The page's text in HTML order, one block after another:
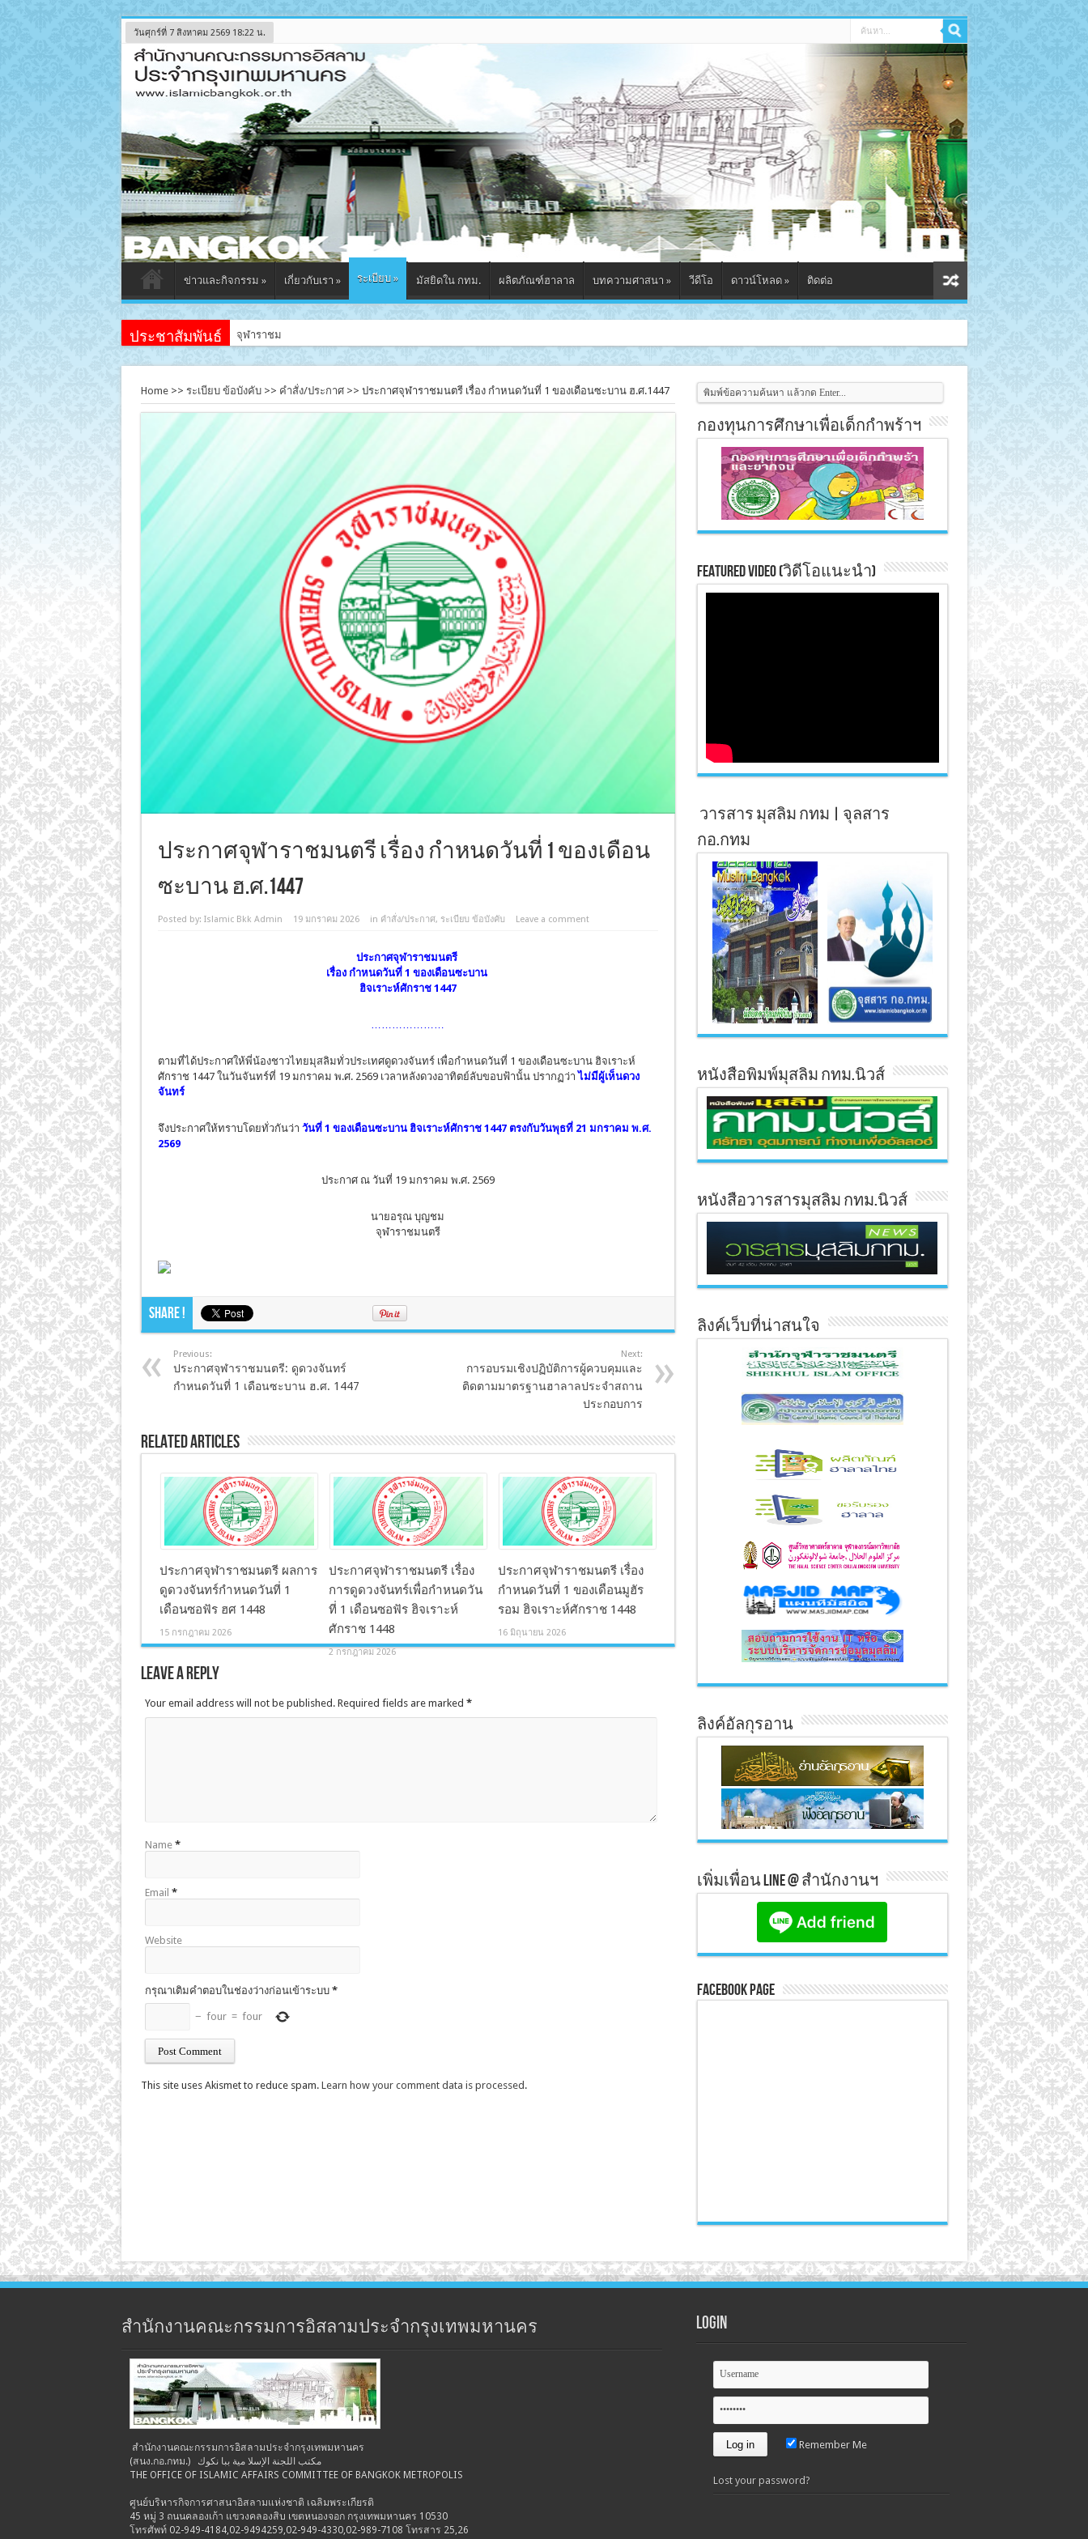
วันศุกร์ที่ 7 สิงหาคม 2569 18:22 น.
ข่าวและกิจกรรม » เกี่ยวกับเรา » ระเบียบ » มัสยิดใน กทม. ผลิตภัณฑ์ฮาลาล บทความศาสนา » วีดีโอ ดาวน์โหลด » ติดต่อ
ประชาสัมพันธ์ จุฬาราชมนตรีเป็นประธานเปิดมัสยิดกุฎีช่อฟ้า จังห
Home>> ระเบียบ ข้อบังคับ>> คำสั่ง/ประกาศ>> ประกาศจุฬาราชมนตรี เรื่อง กำหนดวันที่ 1 ของเดือนซะบาน ฮ.ศ.1447
ประกาศจุฬาราชมนตรี เรื่อง กำหนดวันที่ 1 ของเดือน
ซะบาน ฮ.ศ.1447
Posted by: Islamic Bkk Admin 19 มกราคม 2026 in คำสั่ง/ประกาศ, ระเบียบ ข้อบังคับ Leave a comment
ประกาศจุฬาราชมนตรี
เรื่อง กำหนดวันที่ 1 ของเดือนซะบาน
ฮิจเราะห์ศักราช 1447
ตามที่ได้ประกาศให้พี่น้องชาวไทยมุสลิมทั่วประเทศดูดวงจันทร์ เพื่อกำหนดวันที่ 1 ของเดือนซะบาน ฮิจเราะห์
ศักราช 1447 ในวันจันทร์ที่ 19 มกราคม พ.ศ. 2569 เวลาหลังดวงอาทิตย์ลับขอบฟ้านั้น ปรากฏว่าไม่มีผู้เห็นดวง
จันทร์
จึงประกาศให้ทราบโดยทั่วกันว่า วันที่ 1 ของเดือนซะบาน ฮิจเราะห์ศักราช 1447 ตรงกับวันพุธที่ 21 มกราคม พ.ศ.
2569
ประกาศ ณ วันที่ 19 มกราคม พ.ศ. 2569
นายอรุณ บุญชม
จุฬาราชมนตรี
Share !
Previous:
ประกาศจุฬาราชมนตรี: ดูดวงจันทร์
กำหนดวันที่ 1 เดือนซะบาน ฮ.ศ. 1447
Next:
การอบรมเชิงปฏิบัติการผู้ควบคุมและ
ติดตามมาตรฐานฮาลาลประจำสถาน
ประกอบการ
Related Articles
ประกาศจุฬาราชมนตรี ผลการ
ดูดวงจันทร์กำหนดวันที่ 1
เดือนซอฟัร ฮศ 1448
15 กรกฎาคม 2026
ประกาศจุฬาราชมนตรี เรื่อง
การดูดวงจันทร์เพื่อกำหนดวัน
ที่ 1 เดือนซอฟัร ฮิจเราะห์
ศักราช 1448
2 กรกฎาคม 2026
ประกาศจุฬาราชมนตรี เรื่อง
กำหนดวันที่ 1 ของเดือนมูฮัร
รอม ฮิจเราะห์ศักราช 1448
16 มิถุนายน 2026
Leave a Reply
Your email address will not be published. Required fields are marked *
Name *
Email *
Website
กรุณาเติมคำตอบในช่องว่างก่อนเข้าระบบ*
− four = four
This site uses Akismet to reduce spam. Learn how your comment data is processed.
กองทุนการศึกษาเพื่อเด็กกำพร้าฯ
Featured Video (วิดีโอแนะนำ)
วารสาร มุสลิม กทม | จุลสาร
กอ.กทม
หนังสือพิมพ์มุสลิม กทม.นิวส์
หนังสือวารสารมุสลิม กทม.นิวส์
ลิงค์เว็บที่น่าสนใจ
ลิงค์อัลกุรอาน
เพิ่มเพื่อน line @ สำนักงานฯ
Facebook Page
สำนักงานคณะกรรมการอิสลามประจำกรุงเทพมหานคร
สำนักงานคณะกรรมการอิสลามประจำกรุงเทพมหานคร
(สนง.กอ.กทม.) مكتب اللجنة الإسلا مية ببا نكوك
THE OFFICE OF ISLAMIC AFFAIRS COMMITTEE OF BANGKOK METROPOLIS
ศูนย์บริหารกิจการศาสนาอิสลามแห่งชาติ เฉลิมพระเกียรติ
45 หมู่ 3 ถนนคลองเก้า แขวงคลองสิบ เขตหนองจอก กรุงเทพมหานคร 10530
โทรศัพท์ 02-949-4184,02-9494259,02-949-4330,02-989-7108 โทรสาร 25,26
Login
Remember Me
Lost your password?